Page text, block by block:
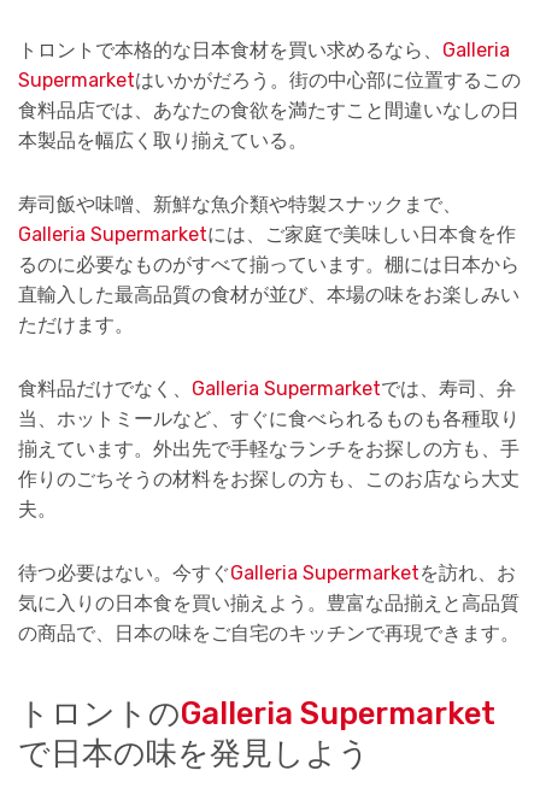
トロントで本格的な日本食材を買い求めるなら、 Galleria
Supermarketはいかがだろう。街の中心部に位置するこの
食料品店では、あなたの食欲を満たすこと間違いなしの日
本製品を幅広く取り揃えている。
寿司飯や味噌、新鮮な魚介類や特製スナックまで、
Galleria Supermarketには、ご家庭で美味しい日本食を作
るのに必要なものがすべて揃っています。棚には日本から
直輸入した最高品質の食材が並び、本場の味をお楽しみい
ただけます。
食料品だけでなく、 Galleria Supermarketでは、寿司、弁
当、ホットミールなど、すぐに食べられるものも各種取り
揃えています。外出先で手軽なランチをお探しの方も、手
作りのごちそうの材料をお探しの方も、このお店なら大丈
夫。
待つ必要はない。今すぐGalleria Supermarketを訪れ、お
気に入りの日本食を買い揃えよう。豊富な品揃えと高品質
の商品で、日本の味をご自宅のキッチンで再現できます。
トロントのGalleria Supermarket
で日本の味を発見しよう